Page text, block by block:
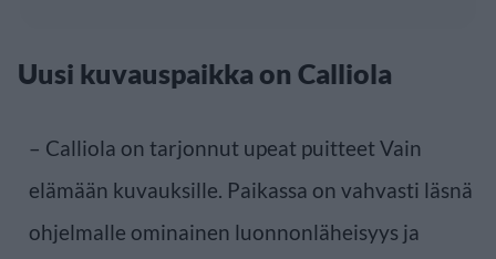
Uusi kuvauspaikka on Calliola
– Calliola on tarjonnut upeat puitteet Vain
elämään kuvauksille. Paikassa on vahvasti läsnä
ohjelmalle ominainen luonnonläheisyys ja